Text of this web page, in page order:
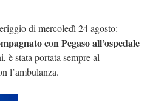
di mercoledì 24 agosto:
con Pegaso all’ospedale
è stata portata sempre al
l’ambulanza.